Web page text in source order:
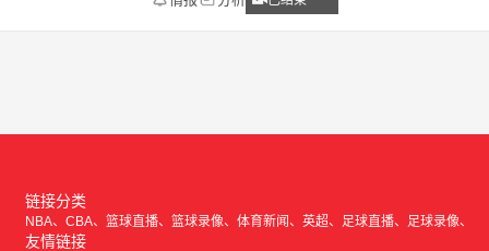
链接分类
NBA CBA 篮球直播 篮球录像 体育新闻 英超 足球直播 足球录像
友情链接